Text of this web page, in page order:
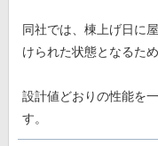
同社では、棟上げ日に
けられた状態となるた
設計値どおりの性能を
す。